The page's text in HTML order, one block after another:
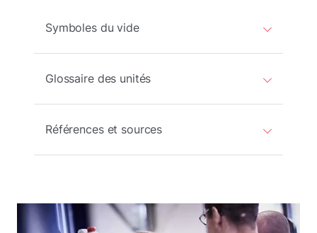
Symboles du vide
Glossaire des unités
Références et sources